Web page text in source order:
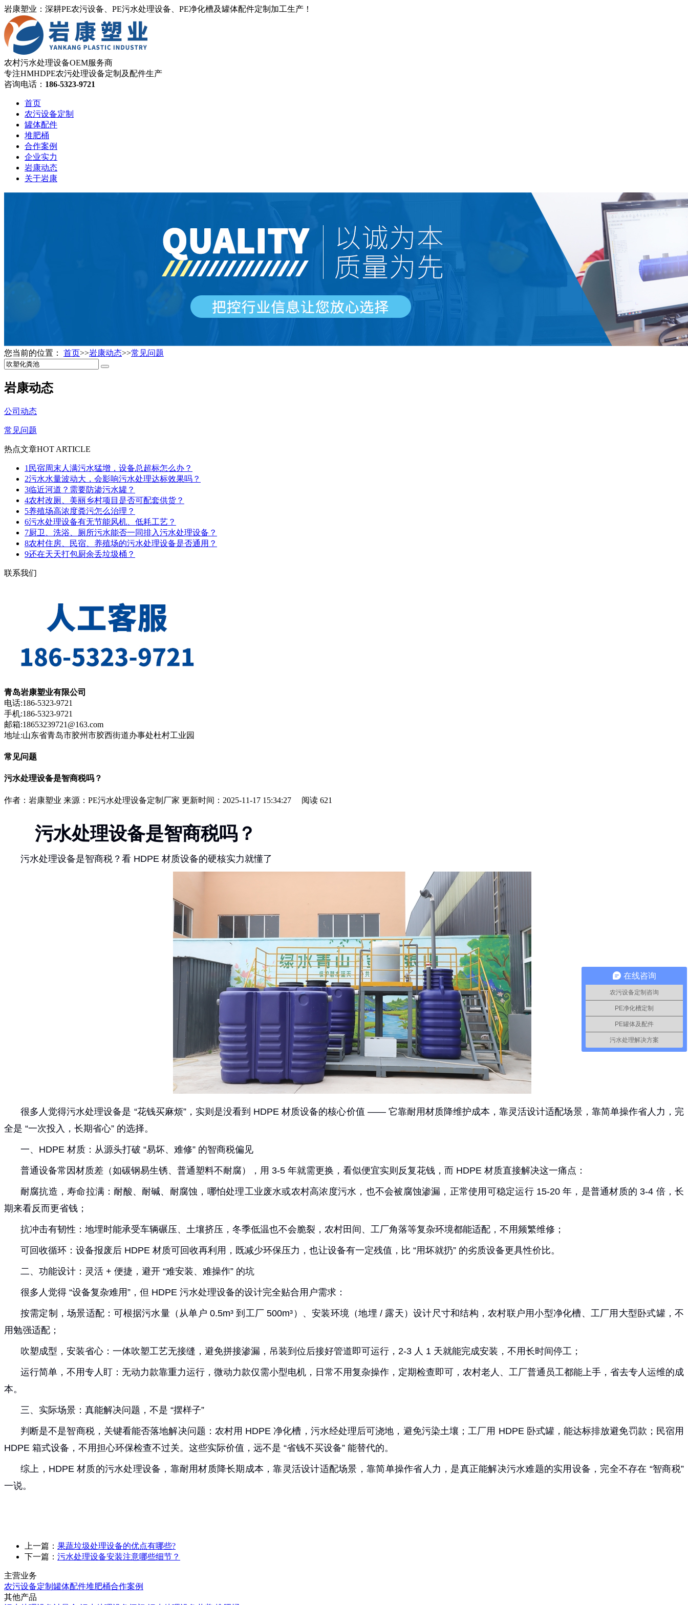
岩康塑业：深耕PE农污设备、PE污水处理设备、PE净化槽及罐体配件定制加工生产！
农村污水处理设备OEM服务商
专注HMHDPE农污处理设备定制及配件生产
咨询电话： 186-5323-9721
首页
农污设备定制
罐体配件
堆肥桶
合作案例
企业实力
岩康动态
关于岩康
您当前的位置： 首页>>岩康动态>>常见问题
岩康动态
公司动态
常见问题
热点文章HOT ARTICLE
1 民宿周末人满污水猛增，设备总超标怎么办？
2污水水量波动大，会影响污水处理达标效果吗？
3临近河道？需要防渗污水罐？
4农村改厕、美丽乡村项目是否可配套供货？
5养殖场高浓度粪污怎么治理？
6污水处理设备有无节能风机、低耗工艺？
7厨卫、洗浴、厕所污水能否一同排入污水处理设备？
8农村住房、民宿、养殖场的污水处理设备是否通用？
9还在天天打包厨余丢垃圾桶？
联系我们
青岛岩康塑业有限公司
电话:186-5323-9721
手机:186-5323-9721
邮箱:18653239721@163.com
地址:山东省青岛市胶州市胶西街道办事处杜村工业园
常见问题
污水处理设备是智商税吗？
作者：岩康塑业 来源：PE污水处理设备定制厂家 更新时间：2025-11-17 15:34:27 阅读 621
污水处理设备是智商税吗？
污水处理设备是智商税？看 HDPE 材质设备的硬核实力就懂了
很多人觉得污水处理设备是 “花钱买麻烦”，实则是没看到 HDPE 材质设备的核心价值 —— 它靠耐用材质降维护成本，靠灵活设计适配场景，靠简单操作省人力，完
全是 “一次投入，长期省心” 的选择。
一、HDPE 材质：从源头打破 “易坏、难修” 的智商税偏见
普通设备常因材质差（如碳钢易生锈、普通塑料不耐腐），用 3-5 年就需更换，看似便宜实则反复花钱，而 HDPE 材质直接解决这一痛点：
耐腐抗造，寿命拉满：耐酸、耐碱、耐腐蚀，哪怕处理工业废水或农村高浓度污水，也不会被腐蚀渗漏，正常使用可稳定运行 15-20 年，是普通材质的 3-4 倍，长
期来看反而更省钱；
抗冲击有韧性：地埋时能承受车辆碾压、土壤挤压，冬季低温也不会脆裂，农村田间、工厂角落等复杂环境都能适配，不用频繁维修；
可回收循环：设备报废后 HDPE 材质可回收再利用，既减少环保压力，也让设备有一定残值，比 “用坏就扔” 的劣质设备更具性价比。
二、功能设计：灵活 + 便捷，避开 “难安装、难操作” 的坑
很多人觉得 “设备复杂难用”，但 HDPE 污水处理设备的设计完全贴合用户需求：
按需定制，场景适配：可根据污水量（从单户 0.5m³ 到工厂 500m³）、安装环境（地埋 / 露天）设计尺寸和结构，农村联户用小型净化槽、工厂用大型卧式罐，不
用勉强适配；
吹塑成型，安装省心：一体吹塑工艺无接缝，避免拼接渗漏，吊装到位后接好管道即可运行，2-3 人 1 天就能完成安装，不用长时间停工；
运行简单，不用专人盯：无动力款靠重力运行，微动力款仅需小型电机，日常不用复杂操作，定期检查即可，农村老人、工厂普通员工都能上手，省去专人运维的成
本。
三、实际场景：真能解决问题，不是 “摆样子”
判断是不是智商税，关键看能否落地解决问题：农村用 HDPE 净化槽，污水经处理后可浇地，避免污染土壤；工厂用 HDPE 卧式罐，能达标排放避免罚款；民宿用
HDPE 箱式设备，不用担心环保检查不过关。这些实际价值，远不是 “省钱不买设备” 能替代的。
综上，HDPE 材质的污水处理设备，靠耐用材质降长期成本，靠灵活设计适配场景，靠简单操作省人力，是真正能解决污水难题的实用设备，完全不存在 “智商税”
一说。
上一篇： 果蔬垃圾处理设备的优点有哪些?
下一篇： 污水处理设备安装注意哪些细节？
主营业务
农污设备定制 罐体配件堆肥桶合作案例
其他产品
在线咨询
农污设备定制咨询
PE净化槽定制
PE罐体及配件
污水处理解决方案